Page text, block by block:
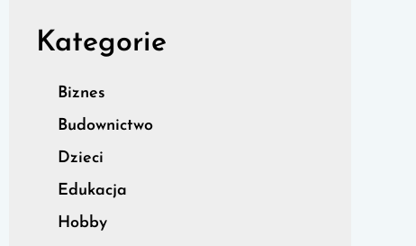
Kategorie
Biznes
Budownictwo
Dzieci
Edukacja
Hobby